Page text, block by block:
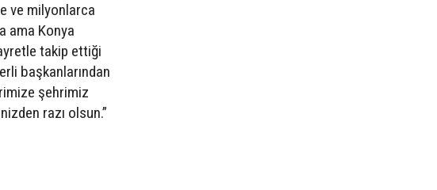
ve milyonlarca
ama Konya
takip ettiği
başkanlarından
şehrimiz
razı olsun.”